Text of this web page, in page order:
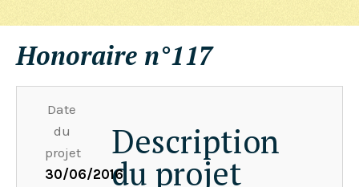
Honoraire n°117
Date
du
projet
30/06/2016
Description
du projet